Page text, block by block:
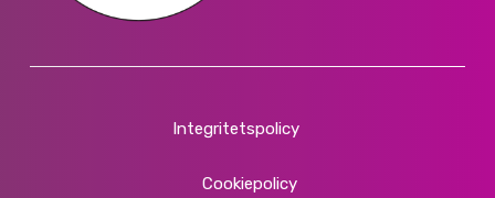
Integritetspolicy
Cookiepolicy